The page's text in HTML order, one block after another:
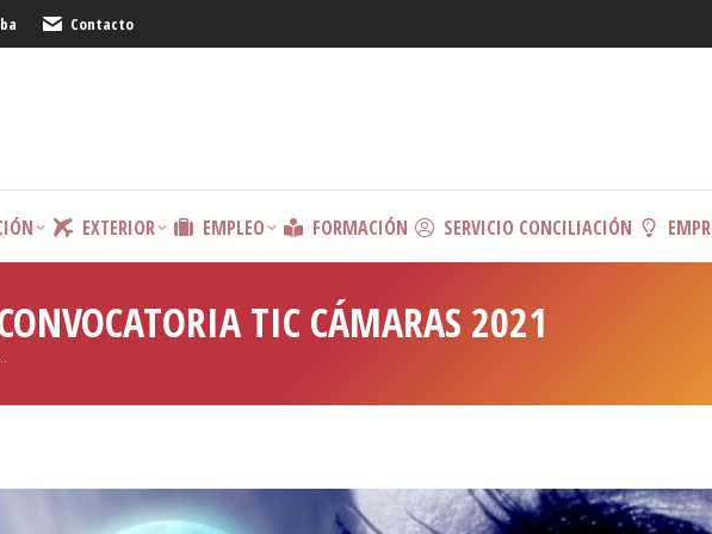
Contacto
EXTERIOR EMPLEO FORMACIÓN SERVICIO CONCILIACIÓN
TIC CÁMARAS 2021